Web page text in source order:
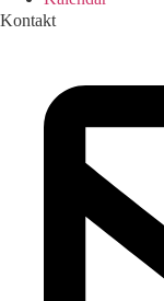
Kontakt